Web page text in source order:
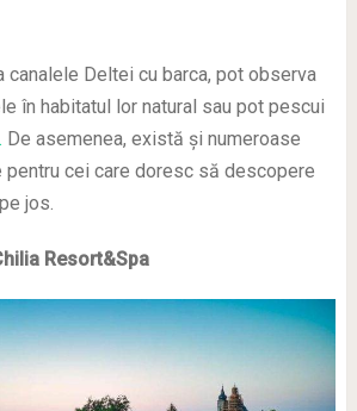
canalele Deltei cu barca, pot observa
în habitatul lor natural sau pot pescui
De asemenea, există şi numeroase
cei care doresc să descopere
jos.
Resort&Spa